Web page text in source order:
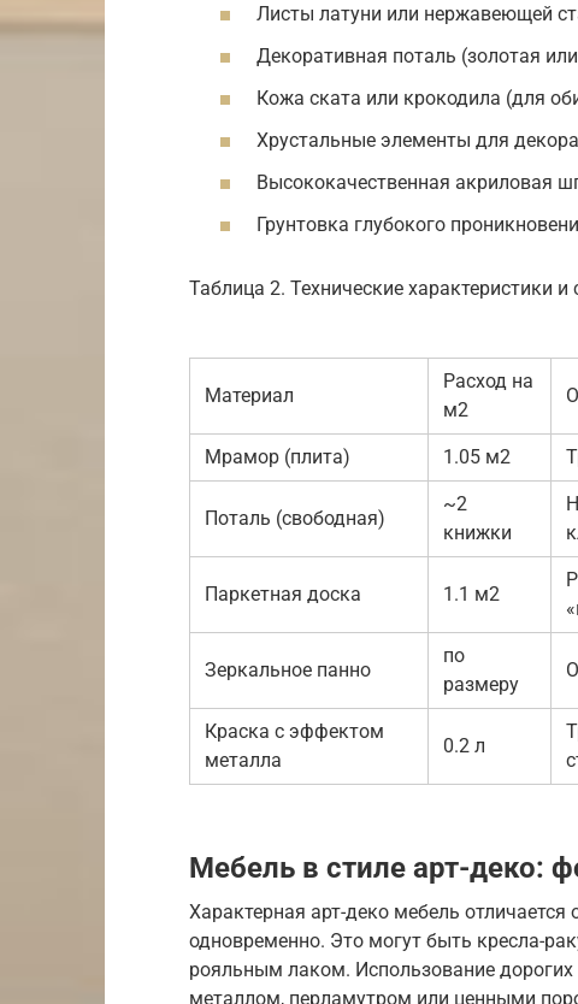
Листы латуни или нержавеющей
Декоративная поталь (золотая
Кожа ската или крокодила (для
Хрустальные элементы для
Высококачественная акриловая
Грунтовка глубокого
Таблица 2. Технические характеристики
Материал
Расход на
м2
Мрамор (плита) 1.05 м2
Поталь (свободная)
~2
книжки
Паркетная доска 1.1 м2
Зеркальное панно
по
размеру
Краска с эффектом
металла
0.2 л
Мебель в стиле арт-деко:
Характерная арт-деко мебель
одновременно. Это могут быть кресла-
рояльным лаком. Использование дорогих
металлом, перламутром или ценными